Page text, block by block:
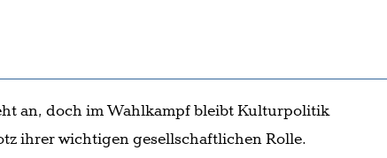
an, doch im Wahlkampf bleibt Kulturpolitik
ihrer wichtigen gesellschaftlichen Rolle.